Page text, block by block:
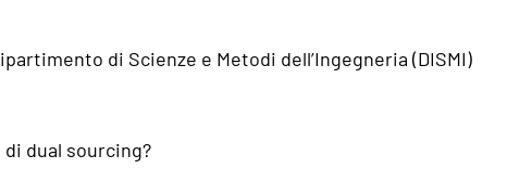
di Scienze e Metodi dell’Ingegneria (DISMI)
dual sourcing?